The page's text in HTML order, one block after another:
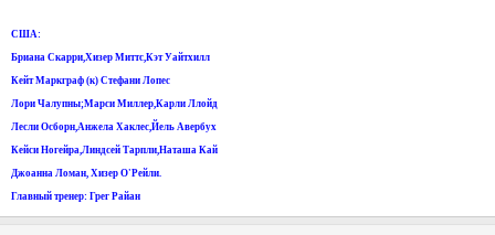
США:
Бриана Скарри,Хизер Миттс,Кэт Уайтхилл
Кейт Маркграф (к) Стефани Лопес
Лори Чалупны;Марси Миллер,Карли Ллойд
Лесли Осборн,Анжела Хаклес,Йель Авербух
Кейси Ногейра,Линдсей Тарпли,Наташа Кай
Джоанна Ломан, Хизер О'Рейли.
Главный тренер: Грег Райан